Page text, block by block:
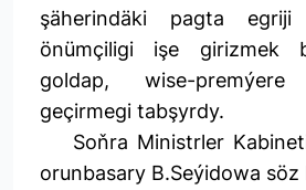
şäherindäki pagta
önümçiligi işe girizmek
goldap, wise-
geçirmegi tabşyrdy.
Soňra Ministrler
orunbasary B.Seýidowa söz